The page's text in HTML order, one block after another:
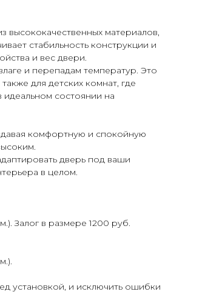
высококачественных материалов,
стабильность конструкции и
и вес двери.
и перепадам температур. Это
для детских комнат, где
идеальном состоянии на
комфортную и спокойную
дверь под ваши
в целом.
Залог в размере 1200 руб.
установкой, и исключить ошибки